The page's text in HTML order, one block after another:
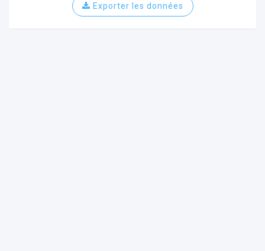
Exporter les données